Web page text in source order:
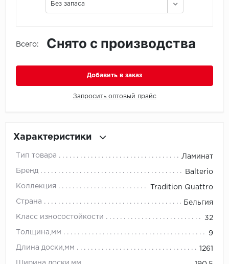
Lucky Floor
Made in Belgium
Next Step
Novafloor
Primavera
Без запаса
Всего: Снято с производства
Добавить в заказ
Запросить оптовый прайс
Характеристики
Тип товара Ламинат
Бренд Balterio
Коллекция Tradition Quattro
Страна Бельгия
Класс износостойкости 32
Толщина,мм 9
Длина доски,мм 1261